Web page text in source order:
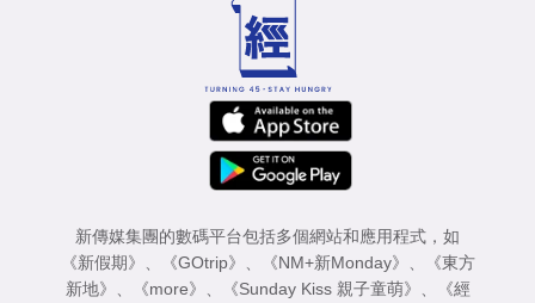
新傳媒集團的數碼平台包括多個網站和應用程式，如
《新假期》
《GOtrip》 《NM+新Monday》
《東方
新地》
《more》 《Sunday Kiss 親子童萌》
《經